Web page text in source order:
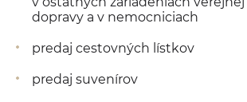
dopravy a v nemocniciach
predaj cestovných lístkov
predaj suvenírov